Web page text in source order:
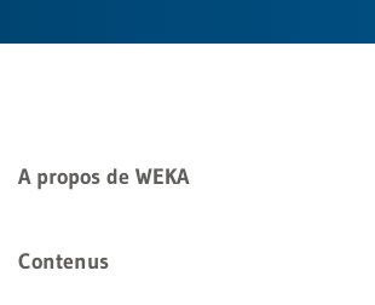
A propos de WEKA
Contenus